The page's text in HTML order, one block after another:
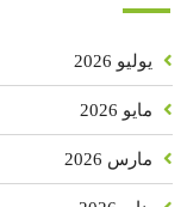
يوليو 2026
مايو 2026
مارس 2026